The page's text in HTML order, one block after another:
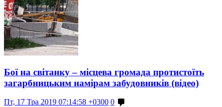
Бої на світанку – місцева громада протистоїть
загарбницьким намірам забудовників (відео)
Пт, 17 Тра 2019 07:14:58 +0300 0